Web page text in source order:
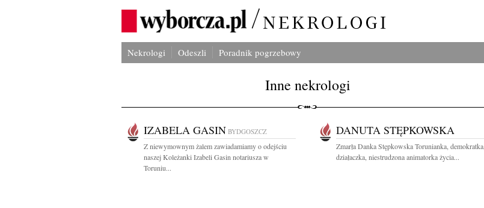
Nekrologi Odeszli Poradnik pogrzebowy
Inne nekrologi
IZABELA GASIN BYDGOSZCZ
Z niewymownym żalem zawiadamiamy o odejściu
naszej Koleżanki Izabeli Gasin notariusza w
Toruniu...
DANUTA STĘPKOWSKA
Zmarła Danka Stępkowska Torunianka, demokratka,
działaczka, niestrudzona animatorka życia...